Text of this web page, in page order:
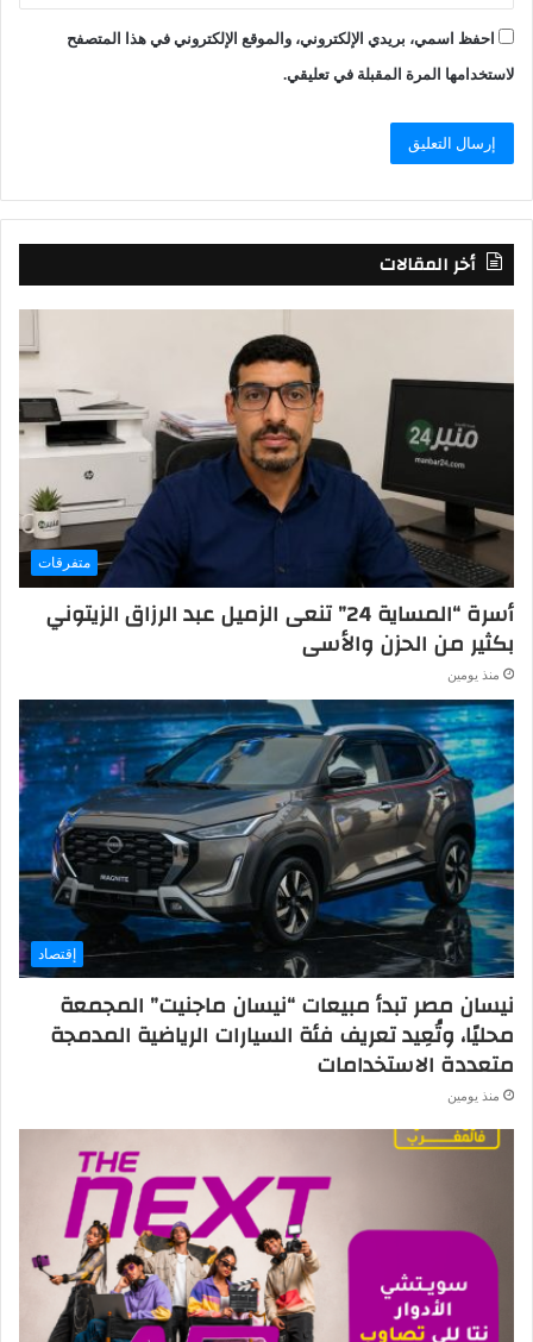
احفظ اسمي، بريدي الإلكتروني، والموقع الإلكتروني في هذا المتصفح
لاستخدامها المرة المقبلة في تعليقي.
أخر المقالات
متفرقات
أسرة “المساية 24” تنعى الزميل عبد الرزاق الزيتوني
بكثير من الحزن والأسى
منذ يومين
إقتصاد
نيسان مصر تبدأ مبيعات “نيسان ماجنيت” المجمعة
محليًا، وتُعِيد تعريف فئة السيارات الرياضية المدمجة
متعددة الاستخدامات
منذ يومين